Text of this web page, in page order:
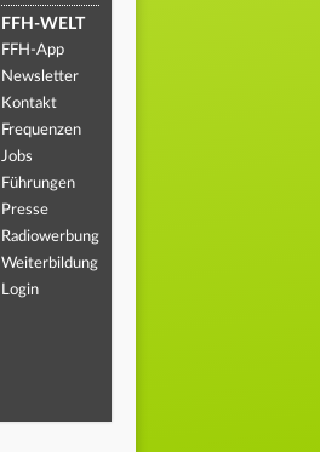
FFH-WELT
FFH-App
Newsletter
Kontakt
Frequenzen
Jobs
Führungen
Presse
Radiowerbung
Weiterbildung
Login